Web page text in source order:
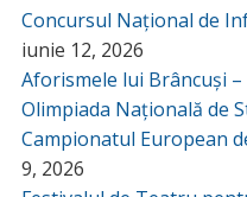
Concursul Național de
iunie 12, 2026
Aforismele lui Brâncuși
Olimpiada Națională de
Campionatul European
9, 2026